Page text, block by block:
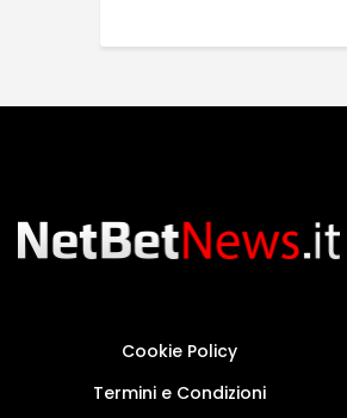
Cookie Policy
Termini e Condizioni